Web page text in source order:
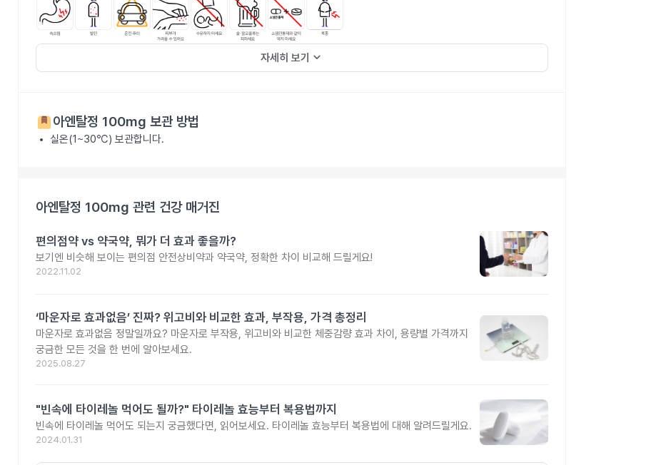
자세히 보기 keyboard_arrow_down
아엔탈정 100mg 보관 방법
실온(1~30℃) 보관합니다.
아엔탈정 100mg 관련 건강 매거진
편의점약 vs 약국약, 뭐가 더 효과 좋을까?
보기엔 비슷해 보이는 편의점 안전상비약과 약국약, 정확한 차이 비교해 드릴게요!
2022.11.02
‘마운자로 효과없음’ 진짜? 위고비와 비교한 효과, 부작용, 가격 총정리
마운자로 효과없음 정말일까요? 마운자로 부작용, 위고비와 비교한 체중감량 효과 차이, 용량별 가격까지
궁금한 모든 것을 한 번에 알아보세요.
2025.08.27
"빈속에 타이레놀 먹어도 될까?" 타이레놀 효능부터 복용법까지
빈속에 타이레놀 먹어도 되는지 궁금했다면, 읽어보세요. 타이레놀 효능부터 복용법에 대해 알려드릴게요.
2024.01.31